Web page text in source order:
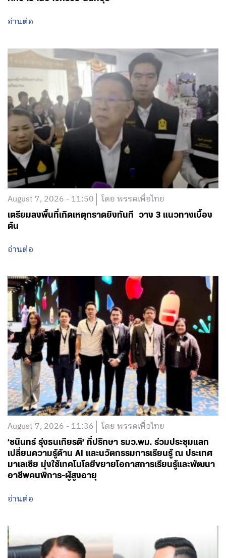
อ่านต่อ
August 7, 2026 - 11:50 โดย พรรคเพื่อไทย
เตรียมลงพื้นที่เกิดเหตุกราดยิงทันที วาง 3 แนวทางเบื้อง
ต้น
อ่านต่อ
August 7, 2026 - 11:36 โดย พรรคเพื่อไทย
‘ชนินทร์ รุ่งธนเกียรติ’ ที่ปรึกษา รมว.พม. ร่วมประชุมแลก
เปลี่ยนความรู้ด้าน AI และนวัตกรรมการเรียนรู้ ณ ประเทศ
มาเลเซีย มุ่งใช้เทคโนโลยีขยายโอกาสการเรียนรู้และพัฒนา
อาชีพคนพิการ-ผู้สูงอายุ
อ่านต่อ